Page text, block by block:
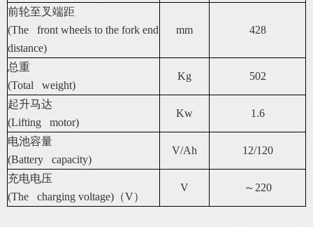
前轮至叉端距
(The front wheels to the fork end
distance)
mm 428
总重
(Total weight)
Kg 502
起升马达
(Lifting motor)
Kw 1.6
电池容量
(Battery capacity)
V/Ah 12/120
充电电压
(The charging voltage) （V）
V ～220